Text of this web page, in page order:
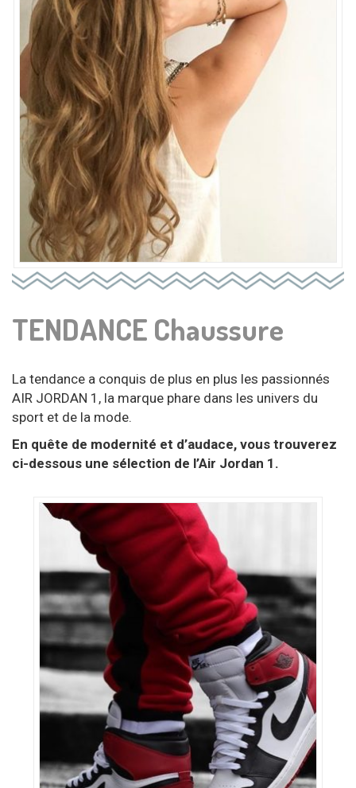
TENDANCE Chaussure
La tendance a conquis de plus en plus les passionnés
AIR JORDAN 1, la marque phare dans les univers du
sport et de la mode.
En quête de modernité et d’audace, vous trouverez
ci-dessous une sélection de l’Air Jordan 1.